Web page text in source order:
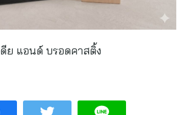
ย แอนด์ บรอดคาสติ้ง